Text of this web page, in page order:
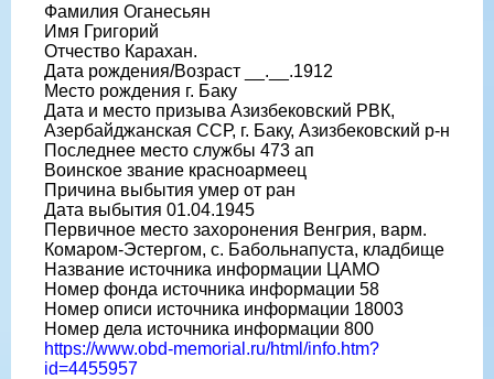
Фамилия Оганесьян
Имя Григорий
Отчество Карахан.
Дата рождения/Возраст __.__.1912
Место рождения г. Баку
Дата и место призыва Азизбековский РВК,
Азербайджанская ССР, г. Баку, Азизбековский р-н
Последнее место службы 473 ап
Воинское звание красноармеец
Причина выбытия умер от ран
Дата выбытия 01.04.1945
Первичное место захоронения Венгрия, варм.
Комаром-Эстергом, с. Бабольнапуста, кладбище
Название источника информации ЦАМО
Номер фонда источника информации 58
Номер описи источника информации 18003
Номер дела источника информации 800
https://www.obd-memorial.ru/html/info.htm?
id=4455957